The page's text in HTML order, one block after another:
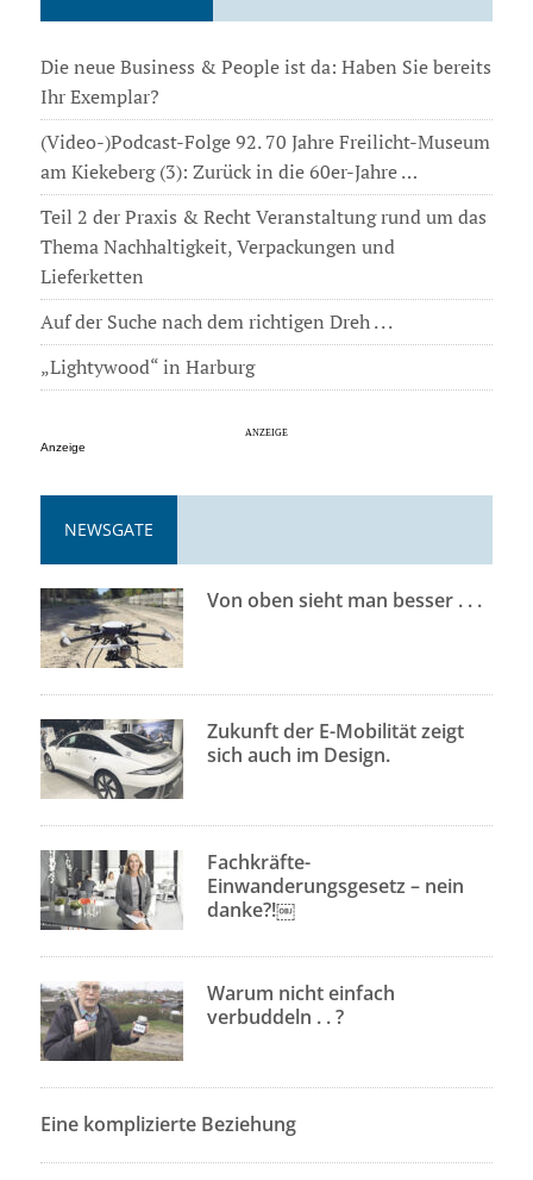
Die neue Business & People ist da: Haben Sie bereits
Ihr Exemplar?
(Video-)Podcast-Folge 92. 70 Jahre Freilicht-Museum
am Kiekeberg (3): Zurück in die 60er-Jahre …
Teil 2 der Praxis & Recht Veranstaltung rund um das
Thema Nachhaltigkeit, Verpackungen und
Lieferketten
Auf der Suche nach dem richtigen Dreh . . .
„Lightywood“ in Harburg
Anzeige
NEWSGATE
Von oben sieht man besser . . .
Zukunft der E-Mobilität zeigt
sich auch im Design.
Fachkräfte-
Einwanderungsgesetz – nein
danke?!￼
Warum nicht einfach
verbuddeln . . ?
Eine komplizierte Beziehung